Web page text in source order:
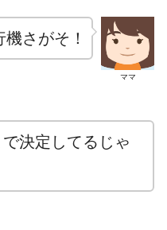
ママ
さがそ！
決定してるじゃ